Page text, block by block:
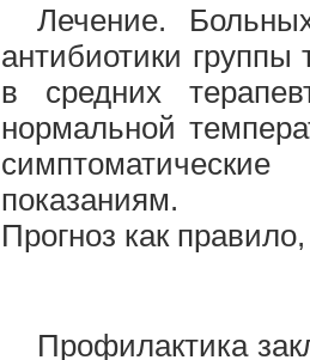
Лечение.
антибиотики
в средних
нормальной
показаниям.
Прогноз как
Профилактика